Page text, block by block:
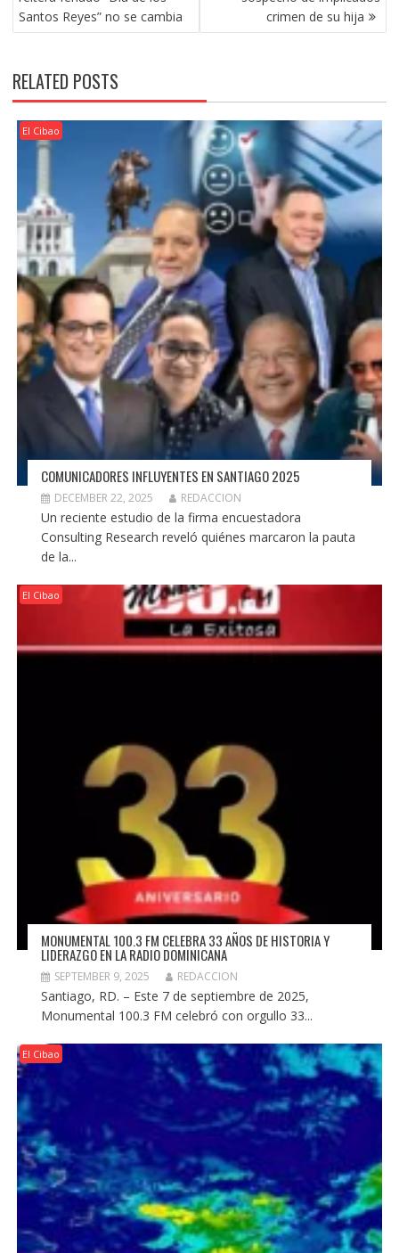
Santos Reyes” no se cambia
crimen de su hija
RELATED POSTS
El Cibao
COMUNICADORES INFLUYENTES EN SANTIAGO 2025
DECEMBER 22, 2025 REDACCION
Un reciente estudio de la firma encuestadora
Consulting Research reveló quiénes marcaron la pauta
de la...
El Cibao
MONUMENTAL 100.3 FM CELEBRA 33 AÑOS DE HISTORIA Y
LIDERAZGO EN LA RADIO DOMINICANA
SEPTEMBER 9, 2025 REDACCION
Santiago, RD. – Este 7 de septiembre de 2025,
Monumental 100.3 FM celebró con orgullo 33...
El Cibao